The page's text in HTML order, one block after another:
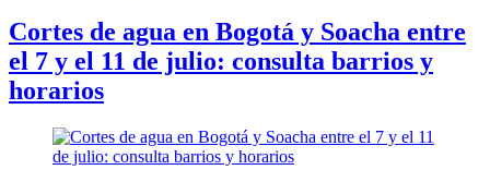
Cortes de agua en Bogotá y Soacha entre
el 7 y el 11 de julio: consulta barrios y
horarios